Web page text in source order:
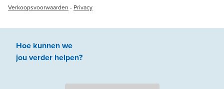
Verkoopsvoorwaarden - Privacy
Hoe kunnen we
jouverder helpen?